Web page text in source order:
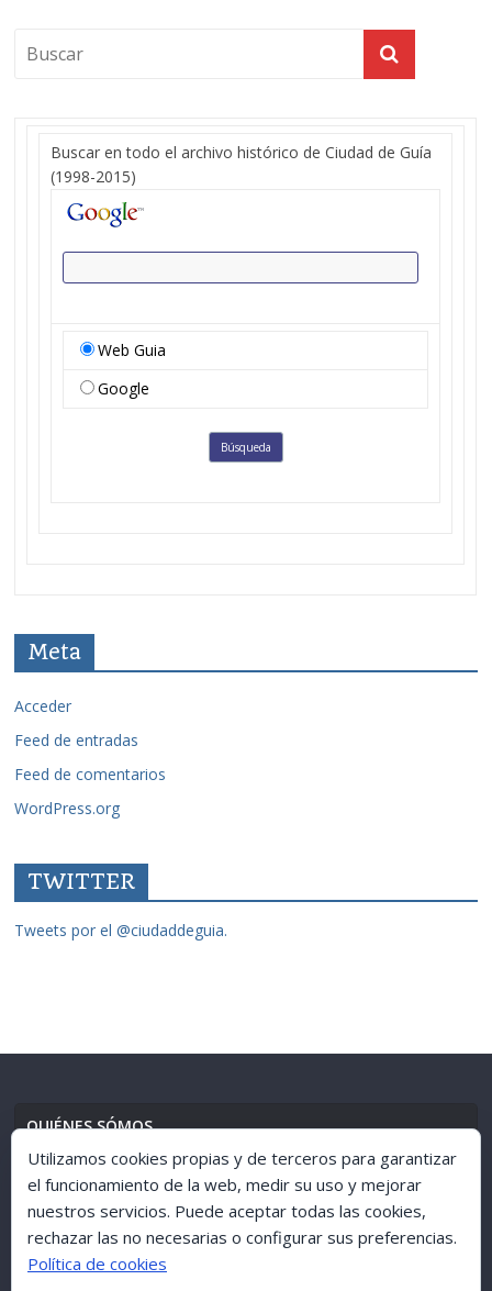
Buscar en todo el archivo histórico de Ciudad de Guía
(1998-2015)
Web Guia
Google
Meta
Acceder
Feed de entradas
Feed de comentarios
WordPress.org
TWITTER
Tweets por el @ciudaddeguia.
QUIÉNES SÓMOS
AVISO LEGAL// POLÍTICA DE PRIVACIDAD
Utilizamos cookies propias y de terceros para garantizar
el funcionamiento de la web, medir su uso y mejorar
nuestros servicios. Puede aceptar todas las cookies,
rechazar las no necesarias o configurar sus preferencias.
Política de cookies